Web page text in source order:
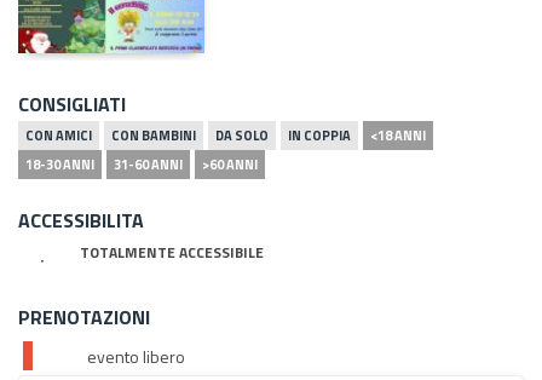
CONSIGLIATI
CON AMICI CON BAMBINI DA SOLO IN COPPIA
<18 ANNI
18-30 ANNI
31-60 ANNI >60 ANNI
ACCESSIBILITA
TOTALMENTE ACCESSIBILE
PRENOTAZIONI
evento libero